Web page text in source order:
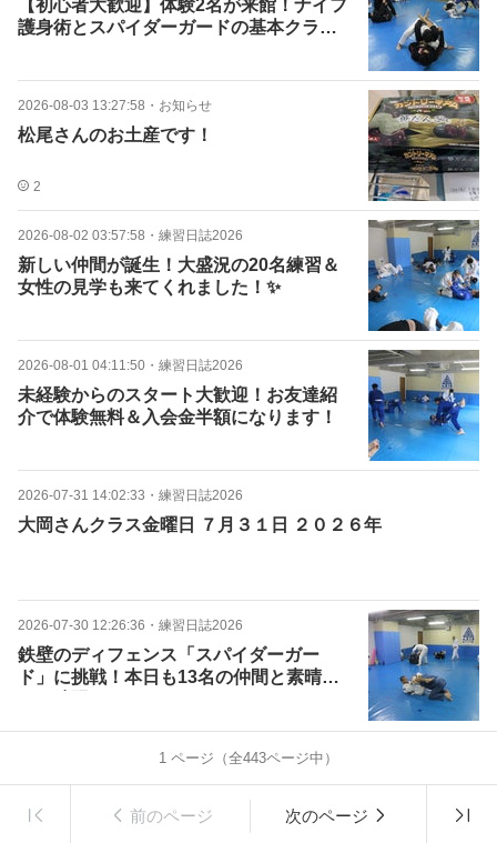
【初心者大歓迎】体験2名が来館！ナイフ
護身術とスパイダーガードの基本クラ
2026-08-03 13:27:58 ・ お知らせ
松尾さんのお土産です！
2
2026-08-02 03:57:58 ・ 練習日誌2026
新しい仲間が誕生！大盛況の20名練習＆
女性の見学も来てくれました！✨
2026-08-01 04:11:50 ・ 練習日誌2026
未経験からのスタート大歓迎！お友達紹
介で体験無料＆入会金半額になります！
2026-07-31 14:02:33 ・ 練習日誌2026
大岡さんクラス金曜日 ７月３１日 ２０２６年
2026-07-30 12:26:36 ・ 練習日誌2026
鉄壁のディフェンス「スパイダーガー
ド」に挑戦！本日も13名の仲間と素晴ら
1 ページ（全443ページ中）
前のページ 次のページ